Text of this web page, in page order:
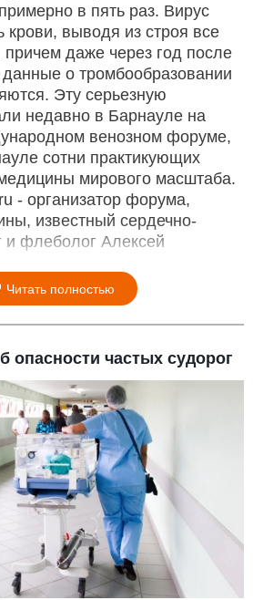
в пять раз. Вирус
крови, выводя из строя все
даже через год после
о тромбообразовании
Эту серьезную
недавно в Барнауле на
венозном форуме,
сотни практикующих
мирового масштаба.
- организатор форума,
известный сердечно-
и флеболог Алексей
Читать полностью
опасности частых судорог